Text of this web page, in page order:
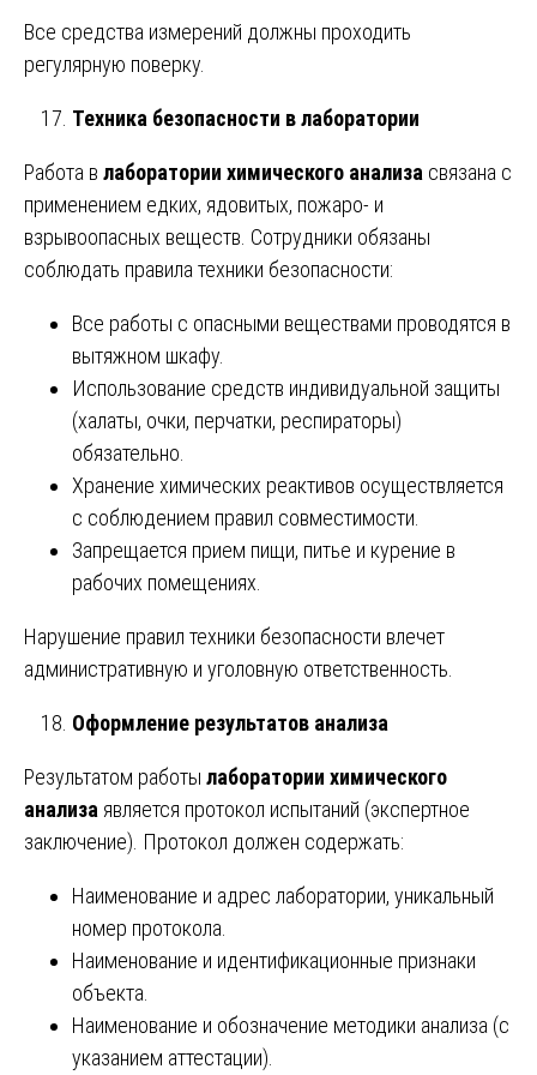
Все средства измерений должны проходить
регулярную поверку.
Техника безопасности в лаборатории
Работа в лаборатории химического анализа связана с
применением едких, ядовитых, пожаро- и
взрывоопасных веществ. Сотрудники обязаны
соблюдать правила техники безопасности:
Все работы с опасными веществами проводятся в
вытяжном шкафу.
Использование средств индивидуальной защиты
(халаты, очки, перчатки, респираторы)
обязательно.
Хранение химических реактивов осуществляется
с соблюдением правил совместимости.
Запрещается прием пищи, питье и курение в
рабочих помещениях.
Нарушение правил техники безопасности влечет
административную и уголовную ответственность.
Оформление результатов анализа
Результатом работы лаборатории химического
анализа является протокол испытаний (экспертное
заключение). Протокол должен содержать:
Наименование и адрес лаборатории, уникальный
номер протокола.
Наименование и идентификационные признаки
объекта.
Наименование и обозначение методики анализа (с
указанием аттестации).